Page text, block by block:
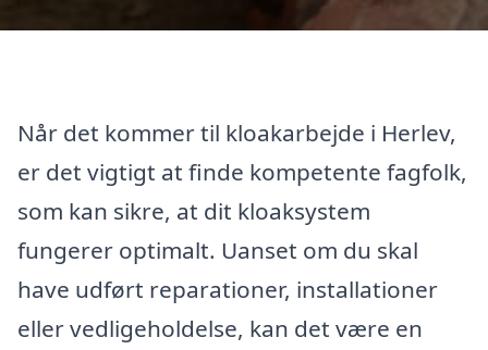
Når det kommer til kloakarbejde i Herlev,
er det vigtigt at finde kompetente fagfolk,
som kan sikre, at dit kloaksystem
fungerer optimalt. Uanset om du skal
have udført reparationer, installationer
eller vedligeholdelse, kan det være en